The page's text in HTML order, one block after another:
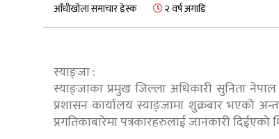
आँधीखोला समाचार डेस्क २ वर्ष अगाडि
स्याङ्जा :
स्याङ्जाका प्रमुख जिल्ला अधिकारी सुनिता
प्रशासन कार्यालय स्याङ्जामा शुक्रबार भएको
प्रगतिकाबारेमा पत्रकारहरुलाई जानकारी दिईएको